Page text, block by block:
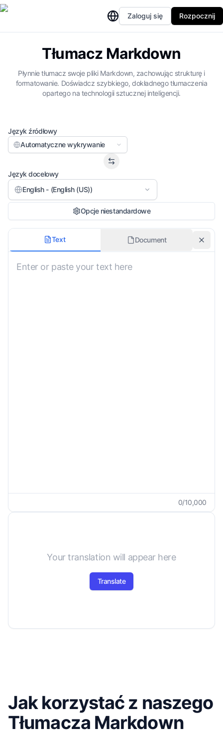
Zaloguj się Rozpocznij
Tłumacz Markdown
Płynnie tłumacz swoje pliki Markdown, zachowując strukturę i
formatowanie. Doświadcz szybkiego, dokładnego tłumaczenia
opartego na technologii sztucznej inteligencji.
Język źródłowy
Automatyczne wykrywanie
Język docelowy
English - (English (US))
Opcje niestandardowe
Typ Markdown
Nieokreślony
Zachowaj bloki kodu
Text Document
0/10,000
Your translation will appear here
Translate
Jak korzystać z naszego
Tłumacza Markdown